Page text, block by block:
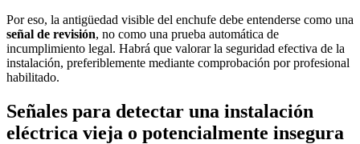
Por eso, la antigüedad visible del enchufe debe entenderse como una
señal de revisión, no como una prueba automática de
incumplimiento legal. Habrá que valorar la seguridad efectiva de la
instalación, preferiblemente mediante comprobación por profesional
habilitado.
Señales para detectar una instalación
eléctrica vieja o potencialmente insegura